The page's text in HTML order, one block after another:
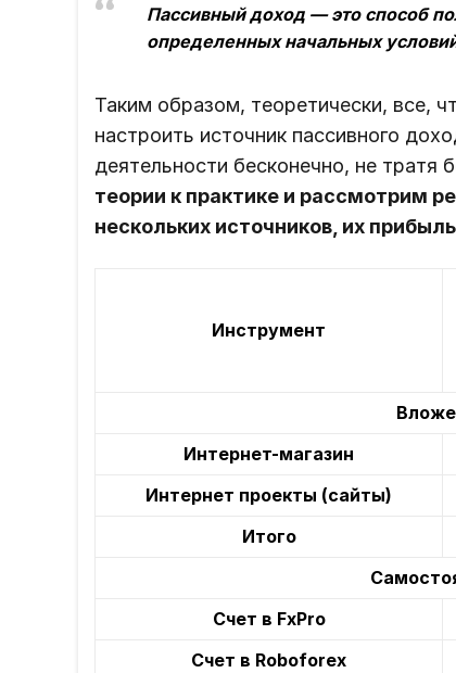
Пассивный доход — это способ
определенных начальных
Таким образом, теоретически, все,
настроить источник пассивного
деятельности бесконечно, не тратя
теории к практике и рассмотрим
нескольких источников, их
Инструмент
Интернет-магазин
Интернет проекты (сайты)
Итого
Счет в FxPro
Счет в Roboforex